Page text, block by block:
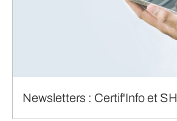
Newsletters : Certif'Info et